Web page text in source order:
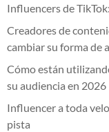
Influencers de
Creadores de
cambiar su forma de
Cómo están
su audiencia en 2026
Influencer a toda
pista